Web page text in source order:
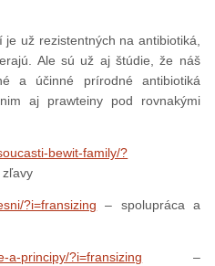
už rezistentných na antibiotiká,
Ale sú už aj štúdie, že náš
a účinné prírodné antibiotiká
aj prawteiny pod rovnakými
bewit-family/?
zľavy
?i=fransizing – spolupráca a
a-principy/?i=fransizing –